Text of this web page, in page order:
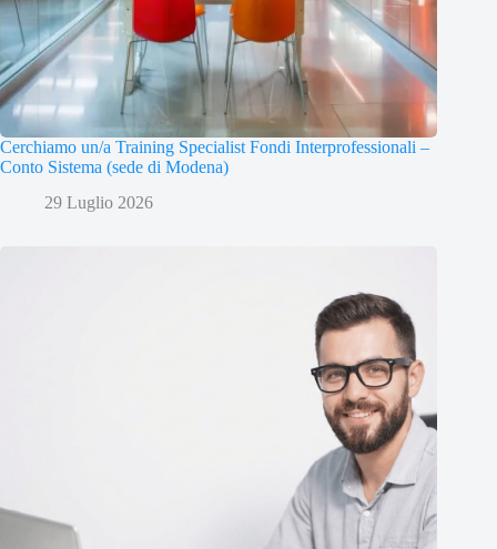
Cerchiamo un/a Training Specialist Fondi Interprofessionali –
Conto Sistema (sede di Modena)
29 Luglio 2026